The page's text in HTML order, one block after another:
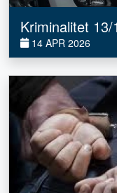
Kriminalitet
14 APR 2026